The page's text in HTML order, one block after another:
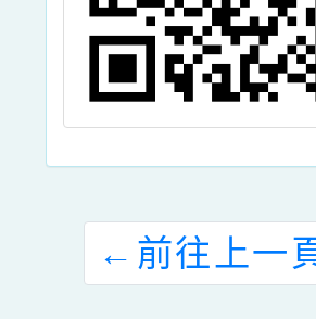
← 前往上一